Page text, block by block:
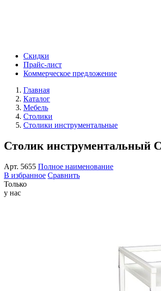
Скидки
Прайс-лист
Коммерческое предложение
Главная
Каталог
Мебель
Столики
Столики инструментальные
Столик
Арт. 5655 Полное наименование
В избранное Сравнить
Только
у нас